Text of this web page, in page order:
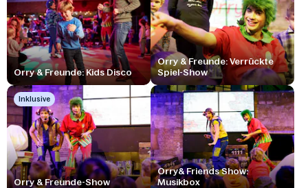
Orry & Freunde: Kids Disco
Orry & Freunde: Verrückte
Spiel-Show
Inklusive
Orry & Freunde-Show
Orry& Friends Show:
Musikbox